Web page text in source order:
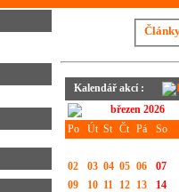
Kalendář akcí :
březen 2026
Po
Út St Čt Pá So
02 03 04 05 06
07
09
10 11 12 13
14